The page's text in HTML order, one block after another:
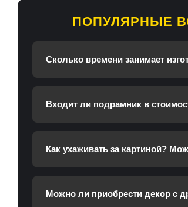
ПОПУЛЯРНЫЕ
Сколько времени занимает
Входит ли подрамник в
Как ухаживать за картиной?
Можно ли приобрести декор с